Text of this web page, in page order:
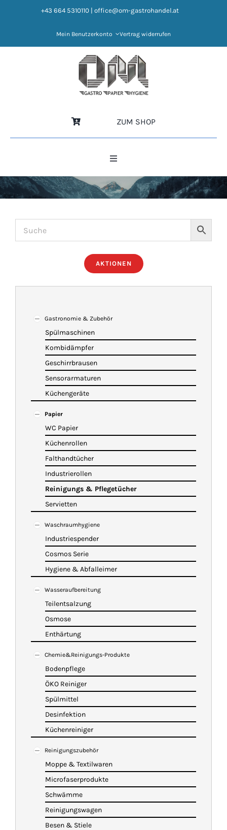
+43 664 5310110 office@om-gastrohandel.at
Mein Benutzerkonto Vertrag widerrufen
ZUM SHOP
Toggle
HOME
NEWS
IMBISSANHÄNGER
KATALOG
WARENKORB
AKTIONEN
Gastronomie & Zubehör
Spülmaschinen
Kombidämpfer
Geschirrbrausen
Sensorarmaturen
Küchengeräte
Papier
WC Papier
Küchenrollen
Falthandtücher
Industrierollen
Reinigungs & Pflegetücher
Servietten
Waschraumhygiene
Industriespender
Cosmos Serie
Hygiene & Abfalleimer
Wasseraufbereitung
Teilentsalzung
Osmose
Enthärtung
Chemie&Reinigungs-Produkte
Bodenpflege
ÖKO Reiniger
Spülmittel
Desinfektion
Küchenreiniger
Reinigungszubehör
Moppe & Textilwaren
Microfaserprodukte
Schwämme
Reinigungswagen
Besen & Stiele